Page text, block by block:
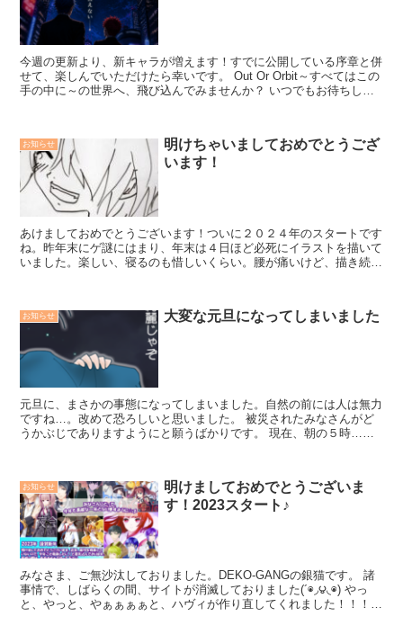
今週の更新より、新キャラが増えます！すでに公開している序章と併
せて、楽しんでいただけたら幸いです。 Out Or Orbit～すべてはこの
手の中に～の世界へ、飛び込んでみませんか？ いつでもお待ちして
お知らせ
明けちゃいましておめでとうござ
います！
あけましておめでとうございます！ついに２０２４年のスタートです
ね。昨年末にゲ謎にはまり、年末は４日ほど必死にイラストを描いて
いました。楽しい、寝るのも惜しいくらい。腰が痛いけど、描き続け
お知らせ 大変な元旦になってしまいました
元旦に、まさかの事態になってしまいました。自然の前には人は無力
ですね…。改めて恐ろしいと思いました。 被災されたみなさんがど
うかぶじでありますようにと願うばかりです。 現在、朝の５時…わ
お知らせ
明けましておめでとうございま
す！2023スタート♪
みなさま、ご無沙汰しておりました。DEKO-GANGの銀猫です。 諸
事情で、しばらくの間、サイトが消滅しておりました(´◉◞౪◟◉) やっ
と、やっと、やぁぁぁぁと、ハヴィが作り直してくれました！！！あ